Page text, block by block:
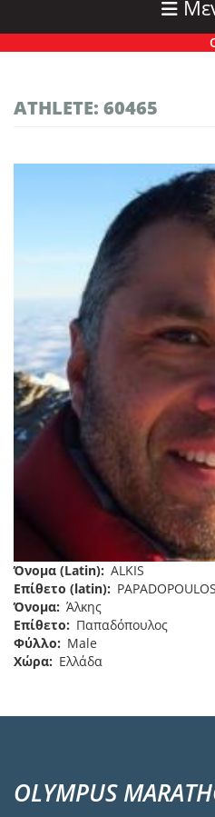
ATHLETE: 60465
Όνομα (Latin) ALKIS
Επίθετο (latin)
PAPADOPOULOS
Όνομα Άλκης
Επίθετο
Παπαδόπουλος
Φύλλο
Male
Χώρα
Ελλάδα
OLYMPUS